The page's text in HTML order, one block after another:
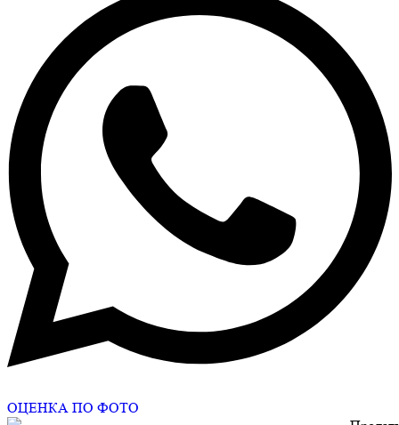
ОЦЕНКА ПО ФОТО